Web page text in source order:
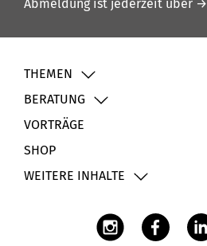
Abmeldung ist jederzeit über
THEMEN
BERATUNG
VORTRÄGE
SHOP
WEITERE INHALTE